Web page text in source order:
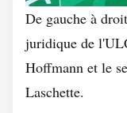
De gauche à
juridique de
Hoffmann et le
Laschette.